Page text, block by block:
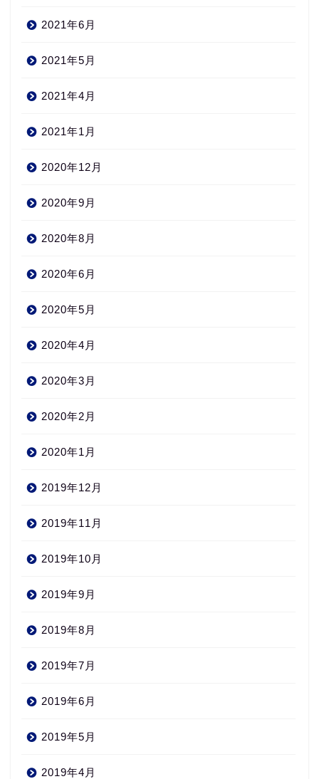
2021年6月
2021年5月
2021年4月
2021年1月
2020年12月
2020年9月
2020年8月
2020年6月
2020年5月
2020年4月
2020年3月
2020年2月
2020年1月
2019年12月
2019年11月
2019年10月
2019年9月
2019年8月
2019年7月
2019年6月
2019年5月
2019年4月